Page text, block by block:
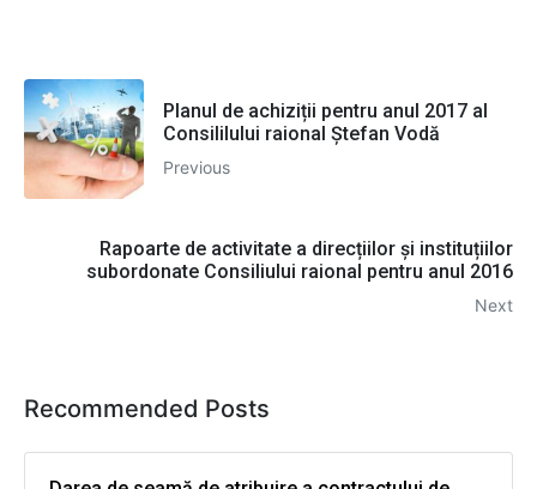
Planul de achiziții pentru anul 2017 al
Consililului raional Ștefan Vodă
Previous
Rapoarte de activitate a direcțiilor și instituțiilor
subordonate Consiliului raional pentru anul 2016
Next
Recommended Posts